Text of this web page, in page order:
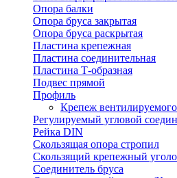
Опора балки
Опора бруса закрытая
Опора бруса раскрытая
Пластина крепежная
Пластина соединительная
Пластина Т-образная
Подвес прямой
Профиль
Крепеж
Регулируемый угловой
Рейка DIN
Скользящая опора стропил
Скользящий крепежный
Соединитель бруса